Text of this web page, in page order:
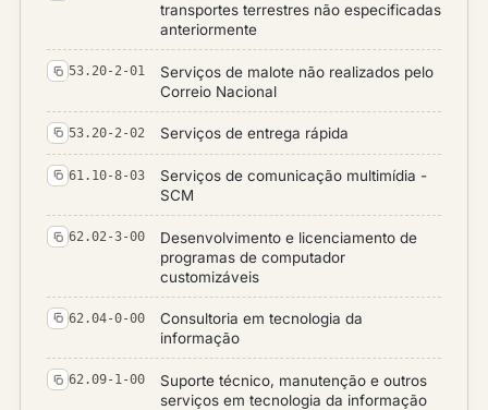
transportes terrestres não especificadas
anteriormente
53.20-2-01
Serviços de malote não realizados pelo
Correio Nacional
53.20-2-02 Serviços de entrega rápida
61.10-8-03
Serviços de comunicação multimídia -
SCM
62.02-3-00
Desenvolvimento e licenciamento de
programas de computador
customizáveis
62.04-0-00
Consultoria em tecnologia da
informação
62.09-1-00
Suporte técnico, manutenção e outros
serviços em tecnologia da informação